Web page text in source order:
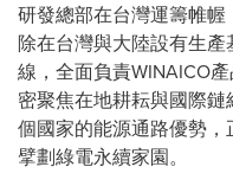
研發總部在台灣運籌帷幄
除在台灣與大陸設有生
線，全面負責WINAICO
密聚焦在地耕耘與國際
個國家的能源通路優勢，
擘劃綠電永續家園。